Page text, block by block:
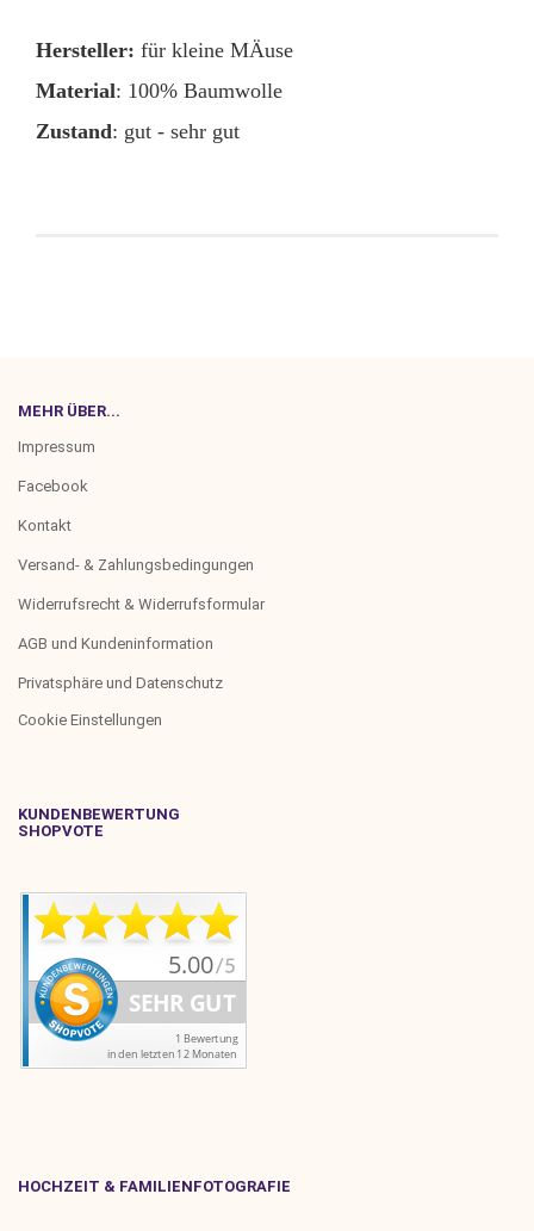
Hersteller: für kleine MÄuse
Material: 100% Baumwolle
Zustand: gut - sehr gut
MEHR ÜBER...
Impressum
Facebook
Kontakt
Versand- & Zahlungsbedingungen
Widerrufsrecht & Widerrufsformular
AGB und Kundeninformation
Privatsphäre und Datenschutz
Cookie Einstellungen
KUNDENBEWERTUNG
SHOPVOTE
HOCHZEIT & FAMILIENFOTOGRAFIE